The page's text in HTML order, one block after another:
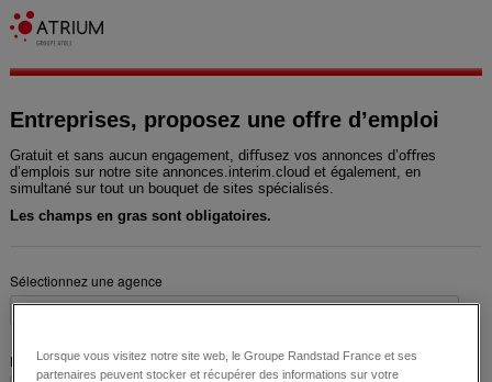
Entreprises, proposez une offre d’emploi
Gratuit et sans aucun engagement, diﬀusez vos annonces d’oﬀres
d’emplois sur notre site annonces.interim.cloud et également, en
simultané sur tout un bouquet de sites spécialisés.
Les champs en gras sont obligatoires.
Sélectionnez une agence
Entreprise
Lorsque vous visitez notre site web, le Groupe Randstad France et ses
partenaires peuvent stocker et récupérer des informations sur votre